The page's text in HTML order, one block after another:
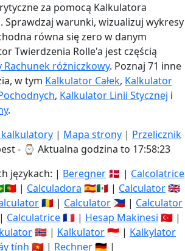
za pomocą Kalkulatora
Sprawdzaj warunki, wizualizuj wykresy
równa się zero w danym
Twierdzenia Rolle'a jest częścią
Rachunek różniczkowy. Poznaj 71 inne
w tym Kalkulator Całek, Kalkulator
, Kalkulator Linii Stycznej i
.
| Mapa strony | Przelicznik
- ⌚ Aktualna godzina to 17:58:24
językach: | Beregner 🇩🇰 | Calcolatrice
| Calculadora 🇪🇸🇲🇽 | Calculator🇬🇧
🇷🇴 | Calculator 🇵🇭 | Calculator
Calculatrice🇫🇷 | Hesap Makinesi 🇹🇷 |
🇳🇴 | Kalkulator🇮🇩 | Kalkylator
tính 🇻🇳 | Rechner🇩🇪 |